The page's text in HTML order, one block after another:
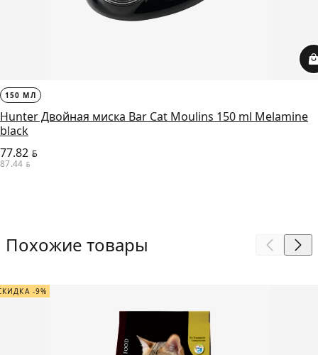
150 МЛ
Hunter Двойная миска Bar Cat Moulins 150 ml Melamine
black
77.82 BYN
87.44 BYN
Похожие товары
-9%